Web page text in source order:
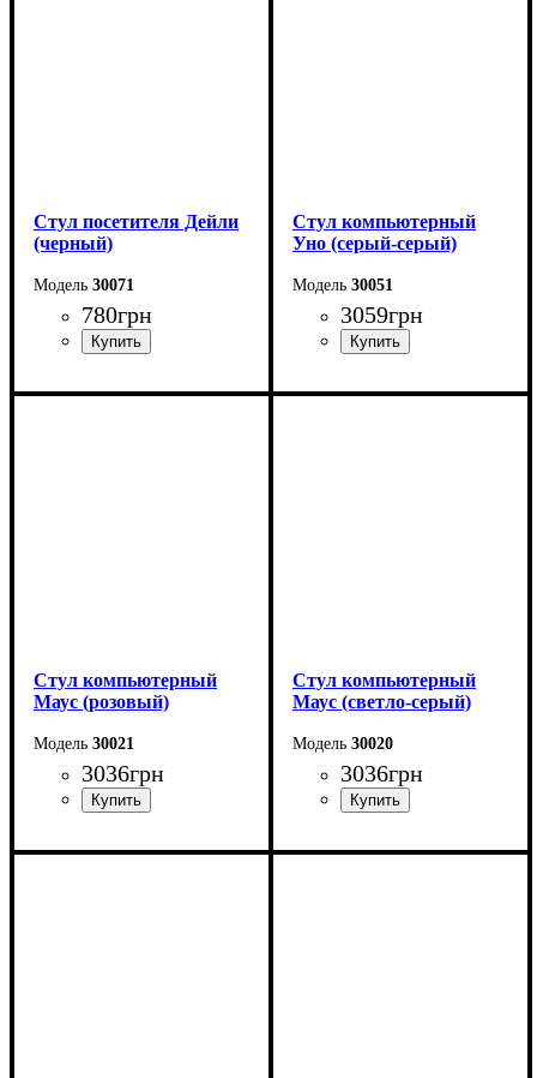
Стул посетителя Дейли
(черный)
30071
780грн
Стул компьютерный
Уно (серый-серый)
30051
3059грн
Стул компьютерный
Маус (розовый)
30021
3036грн
Стул компьютерный
Маус (светло-серый)
30020
3036грн